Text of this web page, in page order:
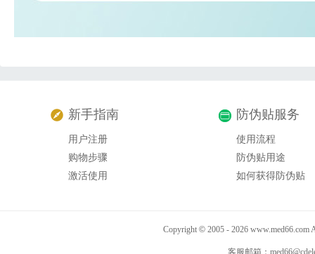
新手指南
用户注册
购物步骤
激活使用
防伪贴服务
使用流程
防伪贴用途
如何获得防伪贴